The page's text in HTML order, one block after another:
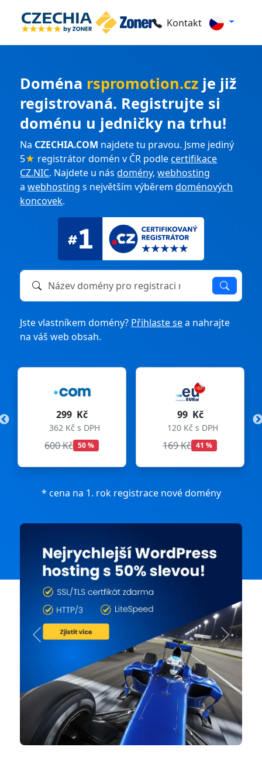
Kontakt
Doména rspromotion.cz je již
registrovaná. Registrujte si
doménu u jedničky na trhu!
Na CZECHIA.COM najdete tu pravou. Jsme jediný
5★ registrátor domén v ČR podlecertifikace
CZ.NIC. Najdete u násdomény,webhosting
awebhosting s největším výběremdoménových
koncovek.
Název domény k registraci nebo převodu
Jste vlastníkem domény? Přihlaste sea nahrajte
na váš web obsah.
299 Kč
362 Kč s DPH
600 Kč 50 %
99 Kč
120 Kč s DPH
169 Kč 41 %
* cena na 1. rok registrace nové domény
Previous Next